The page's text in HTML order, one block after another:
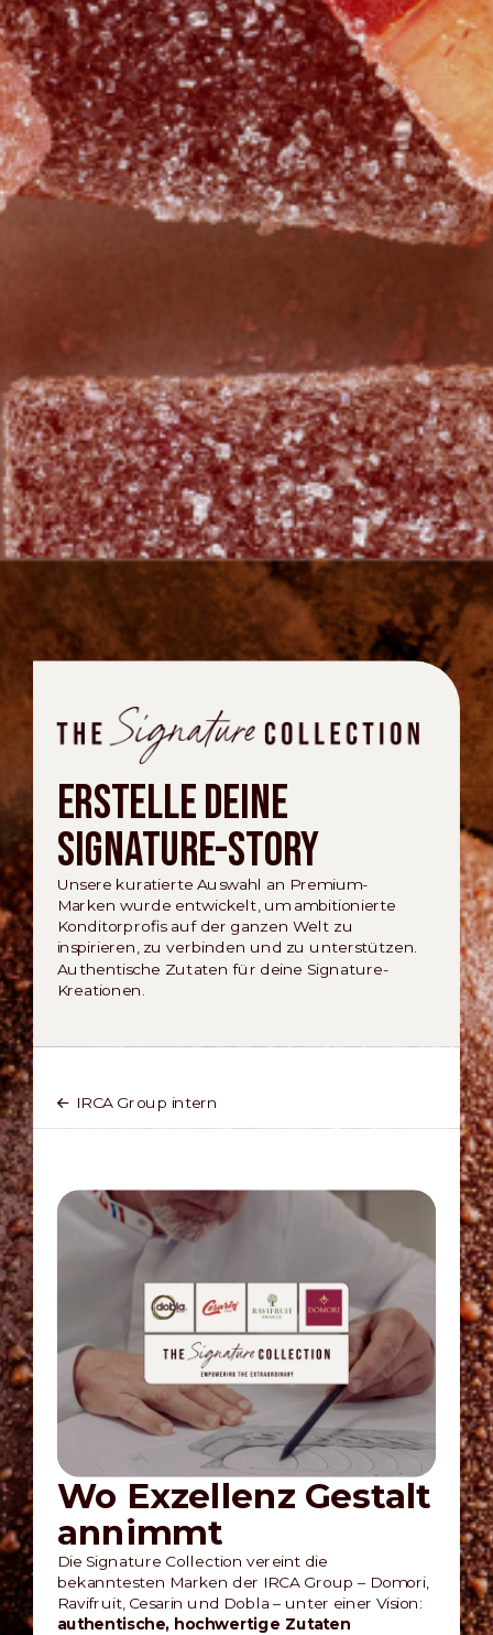
Erstelle deine
Signature-Story
Unsere kuratierte Auswahl an Premium-
Marken wurde entwickelt, um ambitionierte
Konditorprofis auf der ganzen Welt zu
inspirieren, zu verbinden und zu unterstützen.
Authentische Zutaten für deine Signature-
Kreationen.
IRCA Group intern
Wo Exzellenz Gestalt
annimmt
Die Signature Collection vereint die
bekanntesten Marken der IRCA Group – Domori,
Ravifruit, Cesarin und Dobla – unter einer Vision:
authentische, hochwertige Zutaten